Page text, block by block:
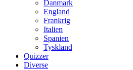
Danmark
England
Frankrig
Italien
Spanien
Tyskland
Quizzer
Diverse